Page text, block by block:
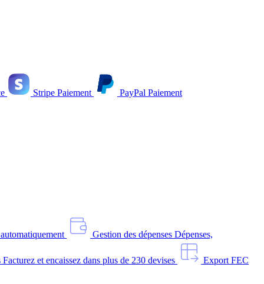
Stripe Paiement PayPal Paiement
Gestion des dépenses Dépenses,
Facturez et encaissez dans plus de 230 devises
Export FEC